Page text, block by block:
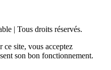
| Tous droits réservés.
site, vous acceptez
son bon fonctionnement.